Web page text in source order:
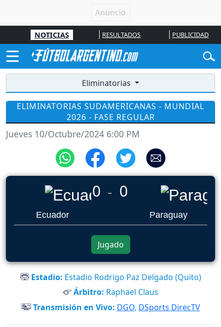
NOTICIAS RESULTADOS PUBLICIDAD
Eliminatorias
ELIMINATORIAS SUDAMERICANAS - MUNDIAL
2026 - FASE REGULAR
Jueves 10/Octubre/2024 6:00 PM
Ecuador
0 _ 0
Paraguay
Jugado
Estadio: Estadio Rodrigo Paz Delgado (Quito)
Árbitro: Raphael Claus
Transmisión en Vivo: DGO, DSports DirecTV